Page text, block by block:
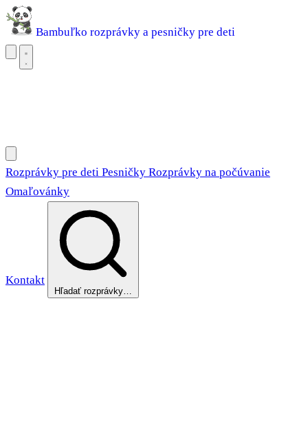
Bambuľko rozprávky a pesničky pre deti
Rozprávky pre deti Pesničky Rozprávky na počúvanie
Omaľovánky
Kontakt
Hľadať rozprávky…